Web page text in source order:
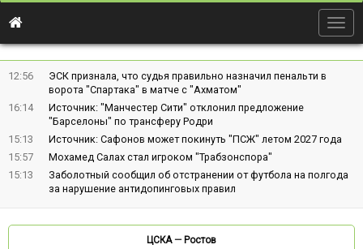
12:56
ЭСК признала, что судья правильно назначил пенальти в
ворота "Спартака" в матче с "Ахматом"
16:14
Источник: "Манчестер Сити" отклонил предложение
"Барселоны" по трансферу Родри
15:13
Источник: Сафонов может покинуть "ПСЖ" летом 2027 года
15:57
Мохамед Салах стал игроком "Трабзонспора"
15:13
Заболотный сообщил об отстранении от футбола на полгода
за нарушение антидопинговых правил
ЦСКА— Ростов